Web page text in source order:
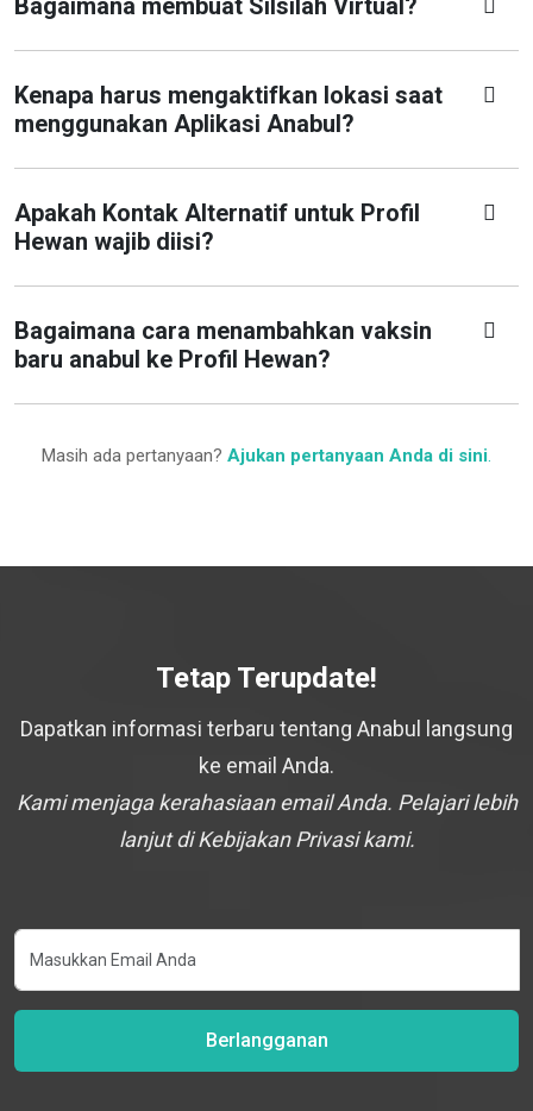
Bagaimana membuat Silsilah Virtual?
Kenapa harus mengaktifkan lokasi saat
menggunakan Aplikasi Anabul?
Apakah Kontak Alternatif untuk Profil
Hewan wajib diisi?
Bagaimana cara menambahkan vaksin
baru anabul ke Profil Hewan?
Masih ada pertanyaan? Ajukan pertanyaan Anda di sini.
Tetap Terupdate!
Dapatkan informasi terbaru tentang Anabul langsung
ke email Anda.
Kami menjaga kerahasiaan email Anda. Pelajari lebih
lanjut di Kebijakan Privasi kami.
Berlangganan